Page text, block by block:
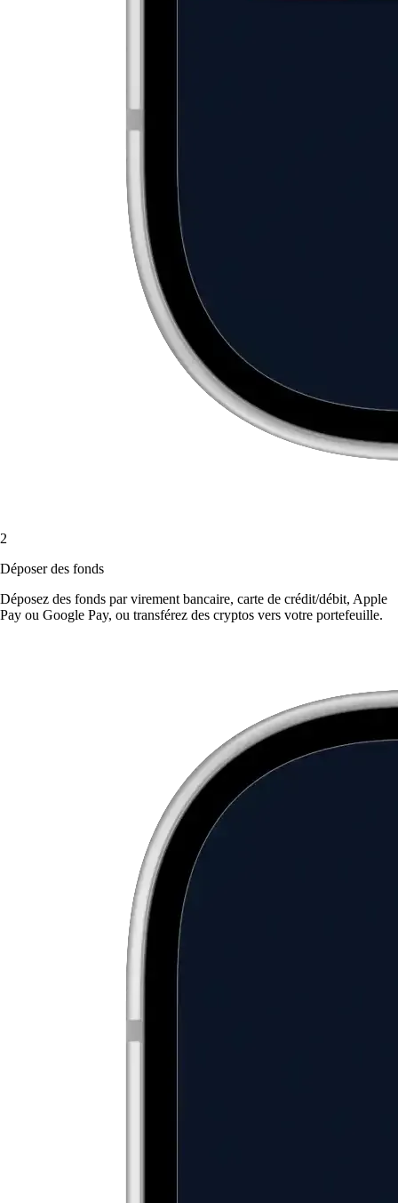
2
Déposer des fonds
Déposez des fonds par virement bancaire, carte de crédit/débit, Apple
Pay ou Google Pay, ou transférez des cryptos vers votre portefeuille.